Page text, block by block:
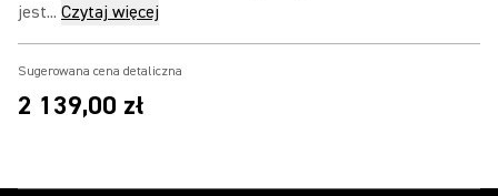
jest... Czytaj więcej
Sugerowana cena detaliczna
2 139,00 zł